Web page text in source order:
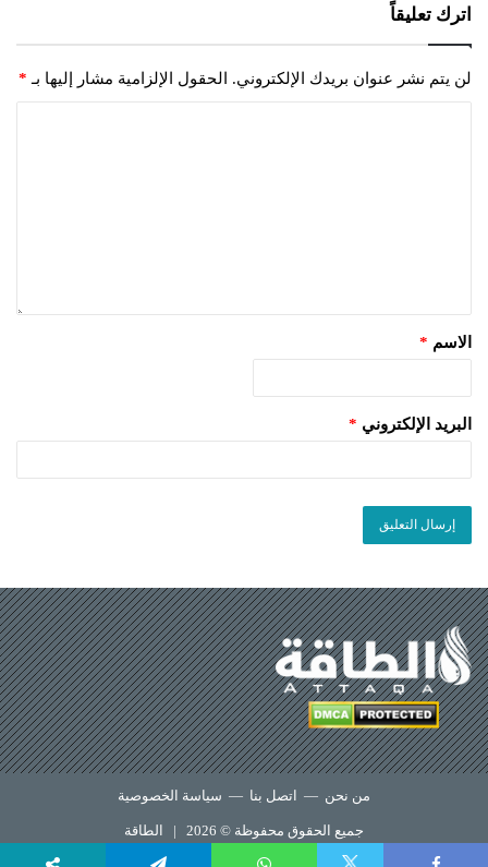
اترك تعليقاً
لن يتم نشر عنوان بريدك الإلكتروني. الحقول الإلزامية مشار إليها بـ *
الاسم *
البريد الإلكتروني *
من نحن — اتصل بنا — سياسة الخصوصية
جميع الحقوق محفوظة © 2026 | الطاقة